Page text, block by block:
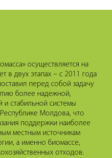
осуществляется на
в двух этапах – с 2011 года
перед собой задачу
более надежной,
и стабильной системы
Молдова, что
поддержки наиболее
местным источникам
а именно биомассе,
отходов.